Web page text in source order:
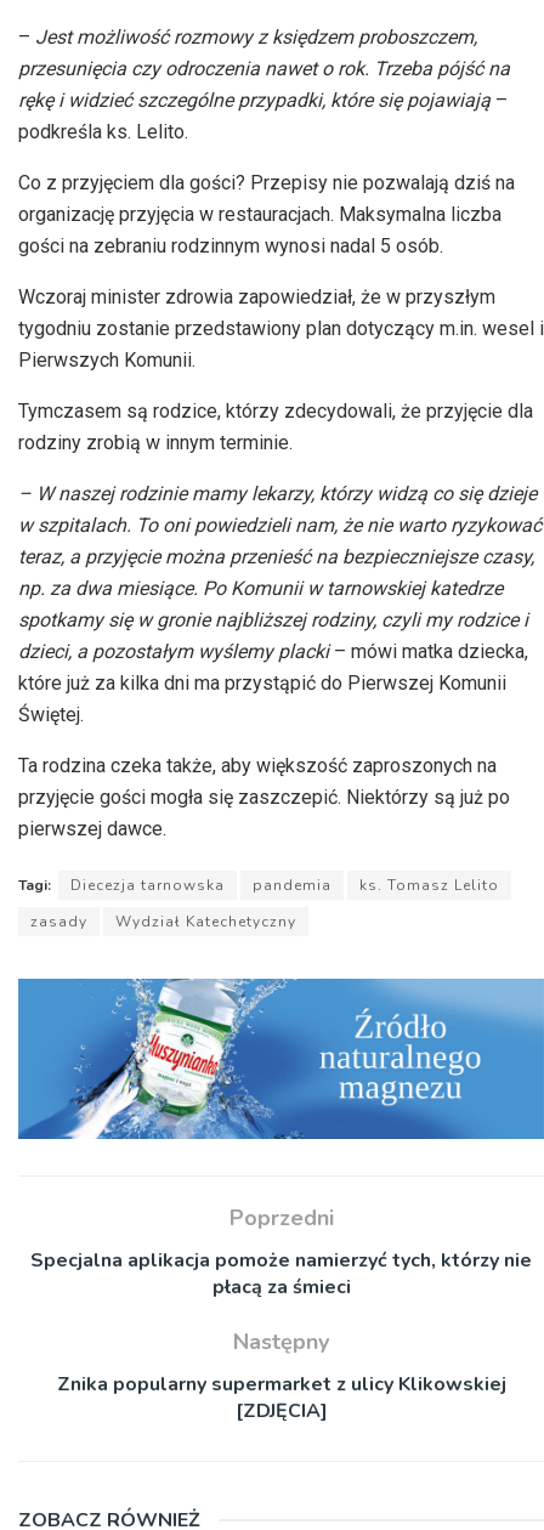
– Jest możliwość rozmowy z księdzem proboszczem,
przesunięcia czy odroczenia nawet o rok. Trzeba pójść na
rękę i widzieć szczególne przypadki, które się pojawiają –
podkreśla ks. Lelito.
Co z przyjęciem dla gości? Przepisy nie pozwalają dziś na
organizację przyjęcia w restauracjach. Maksymalna liczba
gości na zebraniu rodzinnym wynosi nadal 5 osób.
Wczoraj minister zdrowia zapowiedział, że w przyszłym
tygodniu zostanie przedstawiony plan dotyczący m.in. wesel i
Pierwszych Komunii.
Tymczasem są rodzice, którzy zdecydowali, że przyjęcie dla
rodziny zrobią w innym terminie.
– W naszej rodzinie mamy lekarzy, którzy widzą co się dzieje
w szpitalach. To oni powiedzieli nam, że nie warto ryzykować
teraz, a przyjęcie można przenieść na bezpieczniejsze czasy,
np. za dwa miesiące. Po Komunii w tarnowskiej katedrze
spotkamy się w gronie najbliższej rodziny, czyli my rodzice i
dzieci, a pozostałym wyślemy placki– mówi matka dziecka,
które już za kilka dni ma przystąpić do Pierwszej Komunii
Świętej.
Ta rodzina czeka także, aby większość zaproszonych na
przyjęcie gości mogła się zaszczepić. Niektórzy są już po
pierwszej dawce.
Tagi: Diecezja tarnowska pandemia
ks. Tomasz Lelito
zasady
Wydział Katechetyczny
Poprzedni
Specjalna aplikacja pomoże namierzyć tych, którzy nie
płacą za śmieci
Następny
Znika popularny supermarket z ulicy Klikowskiej
[ZDJĘCIA]
ZOBACZ RÓWNIEŻ